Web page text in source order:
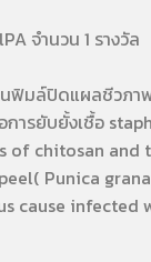
จำนวน 1 รางวัล
มล์ปิดแผลชีวภา
การยับยั้งเชื้อ
chitosan and
Punica
cause infected